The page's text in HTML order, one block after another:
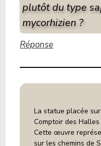
plutôt du type
mycorhizien ?
Réponse
La statue placée
Comptoir des
Cette œuvre
sur les chemins de